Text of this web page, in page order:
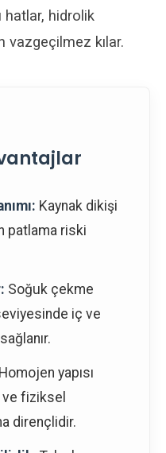
hatlar, hidrolik
vazgeçilmez kılar.
Kaynak dikişi
patlama riski
Soğuk çekme
iç ve
Homojen yapısı
fiziksel
dirençlidir.